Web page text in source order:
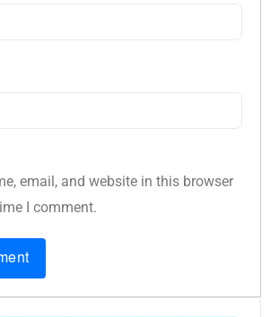
email, and website in this browser
I comment.